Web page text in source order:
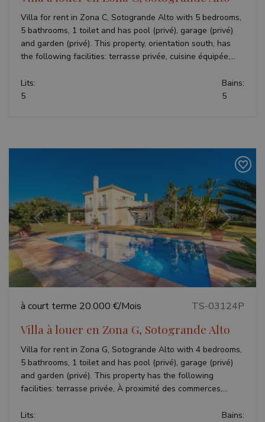
Villa for rent in Zona C, Sotogrande Alto with 5 bedrooms,
5 bathrooms, 1 toilet and has pool (privé), garage (privé)
and garden (privé). This property, orientation south, has
the following facilities: terrasse privée, cuisine équipée,...
Lits:
5
Bains:
5
Précédent Suivant
à court terme 20.000 €/Mois TS-03124P
Villa à louer en Zona G, Sotogrande Alto
Villa for rent in Zona G, Sotogrande Alto with 4 bedrooms,
5 bathrooms, 1 toilet and has pool (privé), garage (privé)
and garden (privé). This property has the following
facilities: terrasse privée, À proximité des commerces,...
Lits:
Bains:
and
campaign
data for
analytics
reports.